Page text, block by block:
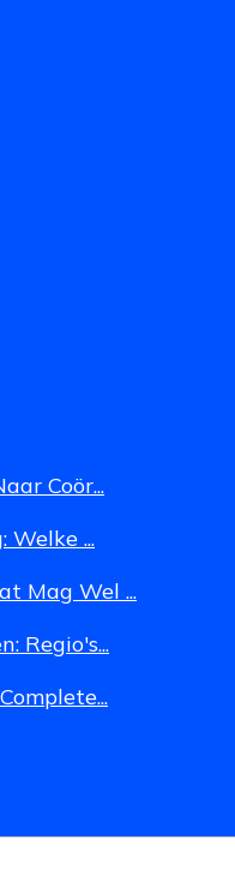
Coör...
Welke ...
Mag Wel ...
Regio's...